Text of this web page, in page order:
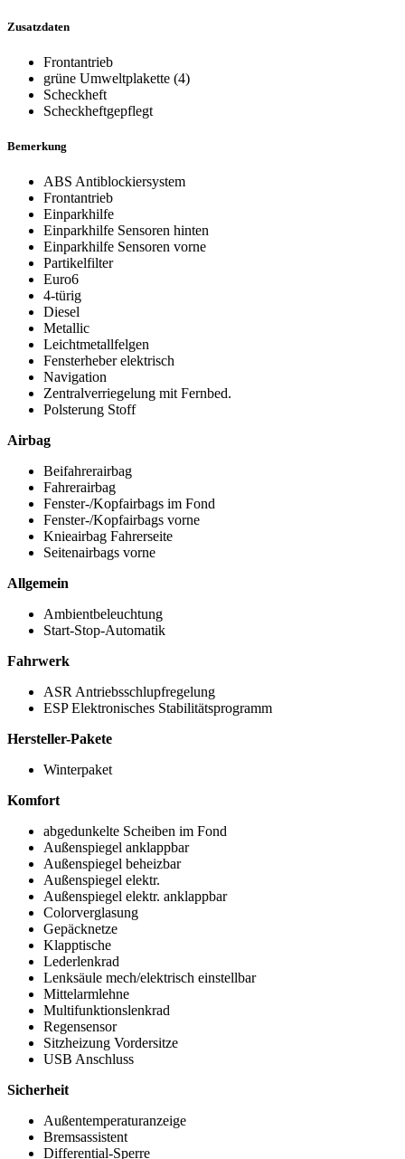
Zusatzdaten
Frontantrieb
grüne Umweltplakette (4)
Scheckheft
Scheckheftgepflegt
Bemerkung
ABS Antiblockiersystem
Frontantrieb
Einparkhilfe
Einparkhilfe Sensoren hinten
Einparkhilfe Sensoren vorne
Partikelfilter
Euro6
4-türig
Diesel
Metallic
Leichtmetallfelgen
Fensterheber elektrisch
Navigation
Zentralverriegelung mit Fernbed.
Polsterung Stoff
Airbag
Beifahrerairbag
Fahrerairbag
Fenster-/Kopfairbags im Fond
Fenster-/Kopfairbags vorne
Knieairbag Fahrerseite
Seitenairbags vorne
Allgemein
Ambientbeleuchtung
Start-Stop-Automatik
Fahrwerk
ASR Antriebsschlupfregelung
ESP Elektronisches Stabilitätsprogramm
Hersteller-Pakete
Winterpaket
Komfort
abgedunkelte Scheiben im Fond
Außenspiegel anklappbar
Außenspiegel beheizbar
Außenspiegel elektr.
Außenspiegel elektr. anklappbar
Colorverglasung
Gepäcknetze
Klapptische
Lederlenkrad
Lenksäule mech/elektrisch einstellbar
Mittelarmlehne
Multifunktionslenkrad
Regensensor
Sitzheizung Vordersitze
USB Anschluss
Sicherheit
Außentemperaturanzeige
Bremsassistent
Differential-Sperre